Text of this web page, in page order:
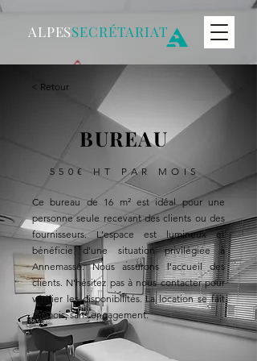
ALPESSECRÉTARIAT
< Retour
BUREAU
550€ HT PAR MOIS
Ce bureau de 16 m² est idéal pour une
personne seule recevant des clients ou des
fournisseurs. L'espace est lumineux et
bénéficie d'une situation privilégiée à
Annemasse. Nous assurons l'accueil des
clients. N'hésitez pas à nous contacter pour
vérifier les disponibilités. La location se fait
au mois, sans engagement.